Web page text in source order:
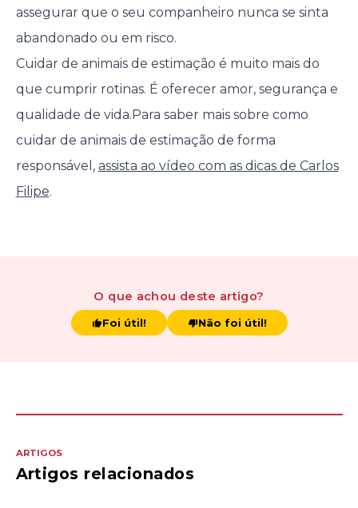
assegurar que o seu companheiro nunca se sinta
abandonado ou em risco.
Cuidar de animais de estimação é muito mais do
que cumprir rotinas. É oferecer amor, segurança e
qualidade de vida.Para saber mais sobre como
cuidar de animais de estimação de forma
responsável, assista ao vídeo com as dicas de Carlos
Filipe.
O que achou deste artigo?
Foi útil! Não foi útil!
ARTIGOS
Artigos relacionados